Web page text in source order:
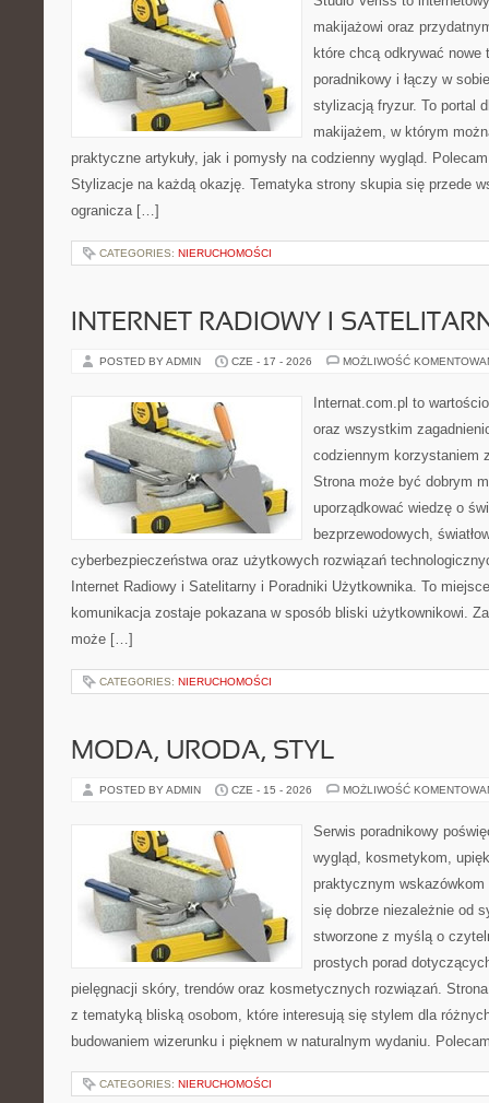
makijażowi oraz
które chcą odkrywać nowe
poradnikowy i łączy w
stylizacją fryzur. To portal
makijażem, w którym
praktyczne artykuły, jak i pomysły na codzienny wygląd.
Stylizacje na każdą okazję. Tematyka strony skupia się przede
ogranicza […]
CATEGORIES: NIERUCHOMOŚCI
INTERNET RADIOWY I
POSTED BY ADMIN CZE - 17 - 2026 MOŻLIWOŚĆ
Internat.com.pl to
oraz wszystkim
codziennym korzystaniem
Strona może być dobrym
uporządkować wiedzę o
bezprzewodowych,
cyberbezpieczeństwa oraz użytkowych rozwiązań
Internet Radiowy i Satelitarny i Poradniki Użytkownika. To
komunikacja zostaje pokazana w sposób bliski użytkownikowi.
może […]
CATEGORIES: NIERUCHOMOŚCI
MODA, URODA, STYL
POSTED BY ADMIN CZE - 15 - 2026 MOŻLIWOŚĆ
Serwis poradnikowy
wygląd, kosmetykom,
praktycznym
się dobrze niezależnie od
stworzone z myślą o
prostych porad
pielęgnacji skóry, trendów oraz kosmetycznych rozwiązań.
z tematyką bliską osobom, które interesują się stylem dla
budowaniem wizerunku i pięknem w naturalnym wydaniu.
CATEGORIES: NIERUCHOMOŚCI